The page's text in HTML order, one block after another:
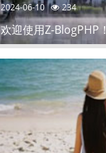
2024-06-10 234
欢迎使用Z-BlogPHP！